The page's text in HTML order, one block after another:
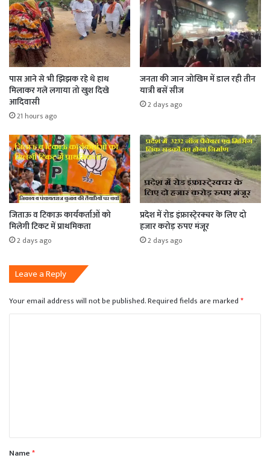
पास आने से भी झिझक रहे थे हाथ
मिलाकर गले लगाया तो खुश दिखे
आदिवासी
21 hours ago
जनता की जान जोखिम में डाल रही तीन
यात्री बसें सीज
2 days ago
जिताऊ व टिकाऊ कार्यकर्ताओं को
मिलेगी टिकट में प्राथमिकता
2 days ago
प्रदेश में रोड इंफ्रास्टे्रक्चर के लिए दो
हजार करोड़ रुपए मंजूर
2 days ago
Leave a Reply
Your email address will not be published.Required fields are marked*
*Name*